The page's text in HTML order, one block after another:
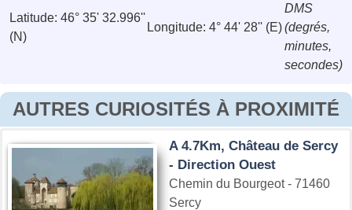
Latitude: 46° 35' 32.996''
(N)
Longitude: 4° 44' 28'' (E)
DMS
(degrés,
minutes,
secondes)
AUTRES CURIOSITÉS À PROXIMITÉ
A 4.7Km, Château de Sercy
- Direction Ouest
Chemin du Bourgeot - 71460
Sercy